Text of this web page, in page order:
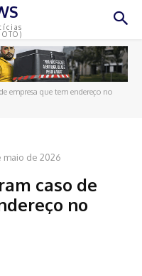
empresa que tem endereço no
maio de 2026
caso de
no